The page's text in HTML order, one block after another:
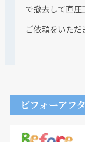
で撤去して直圧
ご依頼をいただ
ビフォーアフ